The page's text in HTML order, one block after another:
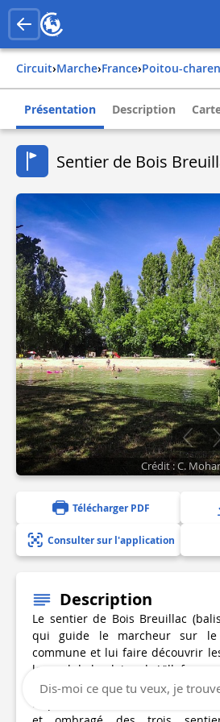
Circuit› Marche› france› poitou-
Présentation Description
Sentier de Bois
Crédit : C. Mohar
Télécharger PDF
Consulter sur l'application
Description
Le sentier de Bois Breuillac
qui guide le marcheur sur
commune et lui faire découvrir
le nord de la plaine de Villefagnan.
Le parcours de Bois Breuillac est
Dis-moi ce que tu veux, je